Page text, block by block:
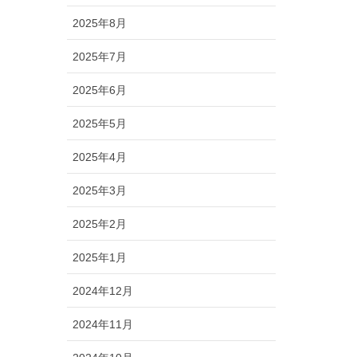
2025年8月
2025年7月
2025年6月
2025年5月
2025年4月
2025年3月
2025年2月
2025年1月
2024年12月
2024年11月